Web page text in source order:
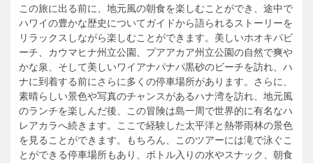
この旅に出る前に、地元風の朝食を楽しむことができ、途中で
ハワイの豊かな歴史についてガイドから語られるストーリーを
リラックスしながら楽しむことができます。美しいホオキパビ
ーチ、カウマヒナ州立公園、プアアカア州立公園の自然で爽や
かな泉、そして美しいワイアナパナパ黒砂のビーチを訪れ、ハ
ナに到着する前にさらに多くの停車場所があります。さらに、
素晴らしい景色や写真のチャンスがあるハナ湾を訪れ、地元風
のランチを楽しんだ後、この冒険は島一周で世界的に有名なハ
レアカラへ続きます。ここで経験した太平洋と熱帯雨林の景色
を見ることができます。もちろん、このツアーには滝で泳ぐこ
とができる停車場所もあり、ボトル入りの水やスナック、朝食